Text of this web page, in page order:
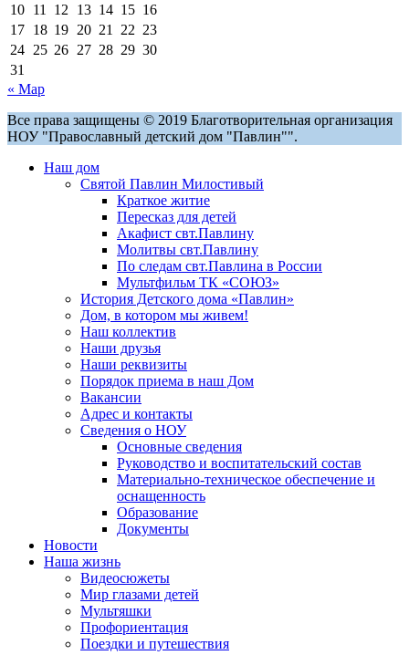
10 11 12 13 14 15 16
17 18 19 20 21 22 23
24 25 26 27 28 29 30
31
« Мар
Все права защищены © 2019 Благотворительная организация
НОУ "Православный детский дом "Павлин"".
Наш дом
Святой Павлин Милостивый
Краткое житие
Пересказ для детей
Акафист свт.Павлину
Молитвы свт.Павлину
По следам свт.Павлина в России
Мультфильм ТК «СОЮЗ»
История Детского дома «Павлин»
Дом, в котором мы живем!
Наш коллектив
Наши друзья
Наши реквизиты
Порядок приема в наш Дом
Вакансии
Адрес и контакты
Сведения о НОУ
Основные сведения
Руководство и воспитательский состав
Материально-техническое обеспечение и
оснащенность
Образование
Документы
Новости
Наша жизнь
Видеосюжеты
Мир глазами детей
Мультяшки
Профориентация
Поездки и путешествия